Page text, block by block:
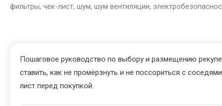
фильтры, чек-лист, шум, шум вентиляции,
Пошаговое руководство по выбору и размещению
ставить, как не промёрзнуть и не поссориться с
лист перед покупкой.